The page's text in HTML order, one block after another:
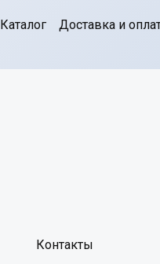
Каталог Доставка и
Контакты